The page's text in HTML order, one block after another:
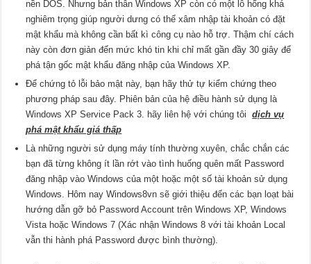
nền DOS. Nhưng bản thân Windows XP còn có một lỗ hổng khá
nghiêm trọng giúp người dưng có thể xâm nhập tài khoản có đặt
mật khẩu mà không cần bất kì công cụ nào hỗ trợ. Thậm chí cách
này còn đơn giản đến mức khó tin khi chỉ mất gần đầy 30 giây để
phá tận gốc mật khẩu đăng nhập của Windows XP.
Để chứng tỏ lỗi bảo mật này, bạn hãy thử tự kiểm chứng theo
phương pháp sau đây. Phiên bản của hệ điều hành sử dụng là
Windows XP Service Pack 3. hãy liên hệ với chúng tôidịch vụ
phá mật khẩu giá thấp
Là những người sử dụng máy tính thường xuyên, chắc chắn các
bạn đã từng không ít lần rớt vào tình huống quên mất Password
đăng nhập vào Windows của một hoặc một số tài khoản sử dụng
Windows. Hôm nay Windows8vn sẽ giới thiệu đến các bạn loạt bài
hướng dẫn gỡ bỏ Password Account trên Windows XP, Windows
Vista hoặc Windows 7 (Xác nhận Windows 8 với tài khoản Local
vẫn thi hành phá Password được bình thường).